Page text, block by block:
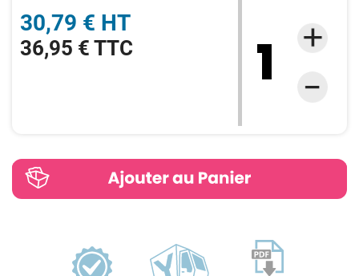
30,79 € HT
36,95 € TTC